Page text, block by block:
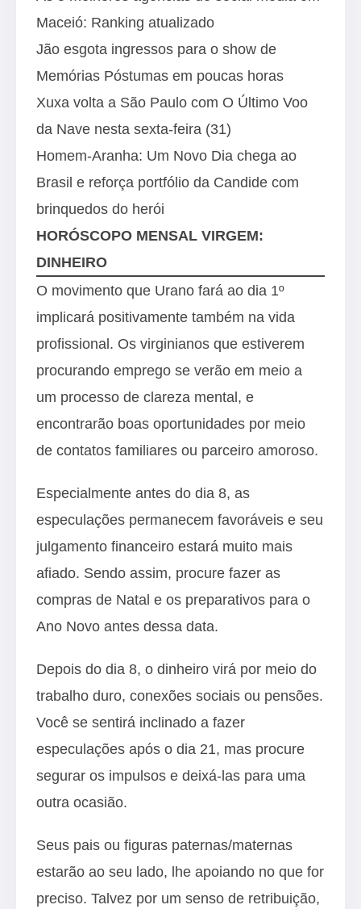
Maceió: Ranking atualizado
Jão esgota ingressos para o show de
Memórias Póstumas em poucas horas
Xuxa volta a São Paulo com O Último Voo
da Nave nesta sexta-feira (31)
Homem-Aranha: Um Novo Dia chega ao
Brasil e reforça portfólio da Candide com
brinquedos do herói
HORÓSCOPO MENSAL VIRGEM:
DINHEIRO
O movimento que Urano fará ao dia 1º
implicará positivamente também na vida
profissional. Os virginianos que estiverem
procurando emprego se verão em meio a
um processo de clareza mental, e
encontrarão boas oportunidades por meio
de contatos familiares ou parceiro amoroso.
Especialmente antes do dia 8, as
especulações permanecem favoráveis e seu
julgamento financeiro estará muito mais
afiado. Sendo assim, procure fazer as
compras de Natal e os preparativos para o
Ano Novo antes dessa data.
Depois do dia 8, o dinheiro virá por meio do
trabalho duro, conexões sociais ou pensões.
Você se sentirá inclinado a fazer
especulações após o dia 21, mas procure
segurar os impulsos e deixá-las para uma
outra ocasião.
Seus pais ou figuras paternas/maternas
estarão ao seu lado, lhe apoiando no que for
preciso. Talvez por um senso de retribuição,